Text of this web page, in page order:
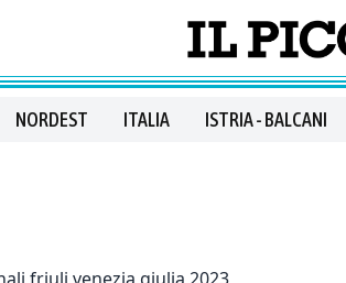
NORDEST ITALIA ISTRIA - BALCANI